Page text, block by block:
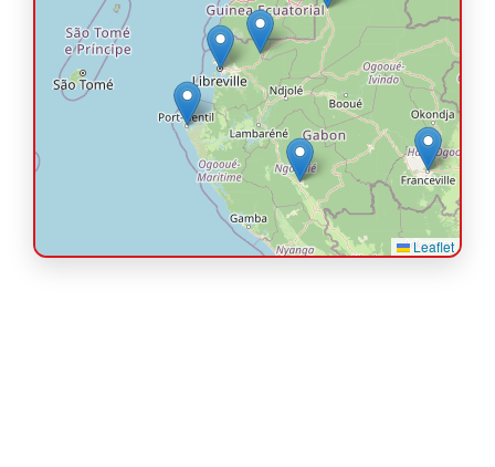
Leaflet